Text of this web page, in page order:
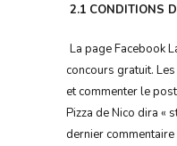
2.1 CONDITIONS
La page Facebook
concours gratuit.
et commenter le
Pizza de Nico dira «
dernier